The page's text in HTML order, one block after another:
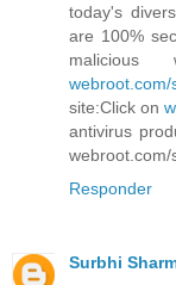
today's
are 100%
malicious
webroot.com/
site:Click on
antivirus
webroot.com/
Responder
Surbhi